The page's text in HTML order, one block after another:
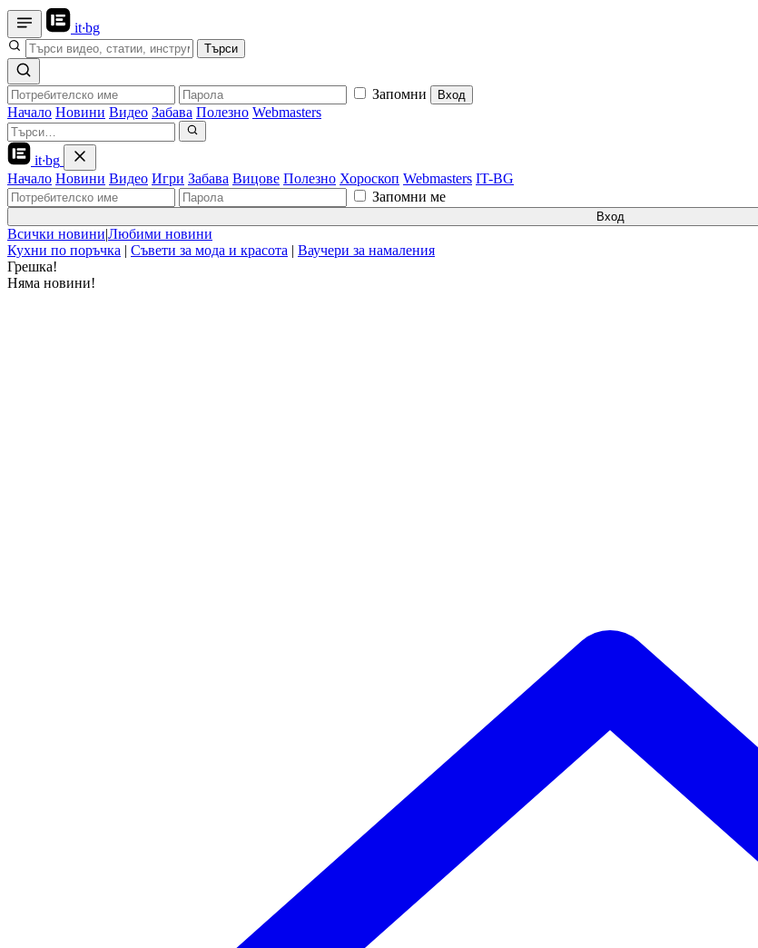
it·bg
Търси
Запомни Вход
Начало Новини Видео Забава Полезно Webmasters
it·bg
Начало Новини Видео Игри Забава Вицове Полезно Хороскоп Webmasters IT-BG
Запомни ме
Вход
Всички новини|Любими новини
Кухни по поръчка | Съвети за мода и красота | Ваучери за намаления
Грешка!
Няма новини!